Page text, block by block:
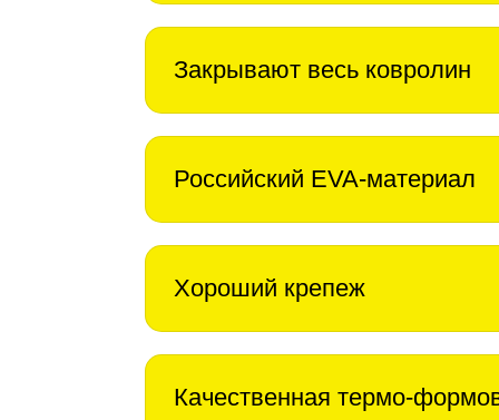
Закрывают весь ковролин
Российский EVA-материал
Хороший крепеж
Качественная термо-